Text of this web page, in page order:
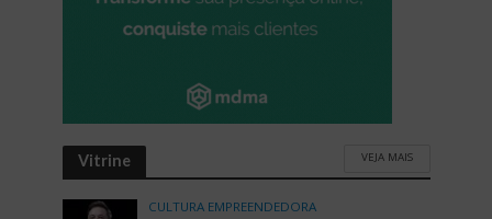
Vitrine VEJA MAIS
CULTURA EMPREENDEDORA